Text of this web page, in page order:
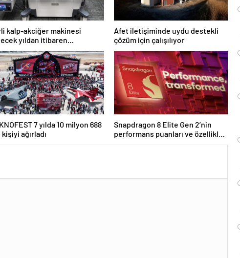
kalp-akciğer makinesi
yıldan itibaren
Afet iletişiminde uydu destekli
çözüm için çalışılıyor
7 yılda 10 milyon 688
ağırladı
Snapdragon 8 Elite Gen 2’nin
performans puanları ve özellikleri
ortaya çıktı